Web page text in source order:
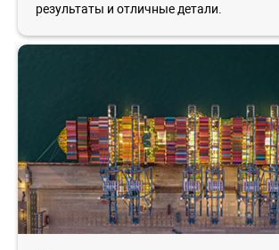
результаты и отличные детали.